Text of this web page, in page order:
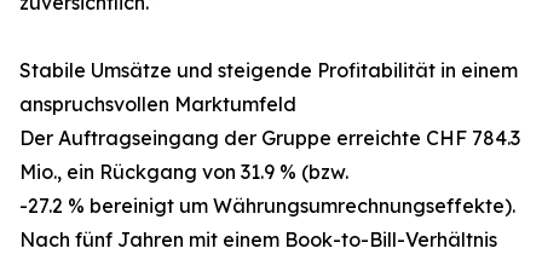
Stabile Umsätze und steigende Profitabilität in einem
anspruchsvollen Marktumfeld
Der Auftragseingang der Gruppe erreichte CHF 784.3
Mio., ein Rückgang von 31.9 % (bzw.
-27.2 % bereinigt um Währungsumrechnungseffekte).
Nach fünf Jahren mit einem Book-to-Bill-Verhältnis